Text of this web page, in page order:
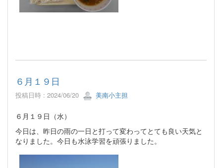
６月１９日
投稿日時 : 2024/06/20 美南小主担
６月１９日（水）
今日は、昨日の雨の一日と打って変わってとても良い天気と
なりました。今日も水泳学習を頑張りました。